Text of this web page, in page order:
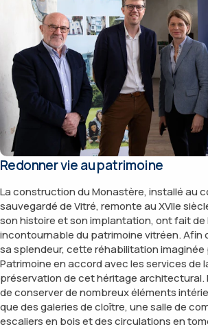
Redonner vie au patrimoine
La construction du Monastère, installé au
sauvegardé de Vitré, remonte au XVIIe
son histoire et son implantation, ont fait de
incontournable du patrimoine vitréen. Afin
sa splendeur, cette réhabilitation imaginée
Patrimoine en accord avec les services de
préservation de cet héritage architectural.
de conserver de nombreux éléments
que des galeries de cloître, une salle de
escaliers en bois et des circulations en